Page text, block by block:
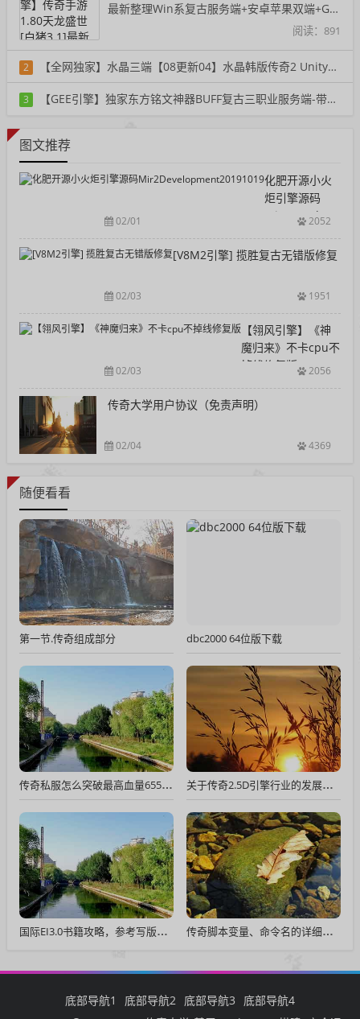
最新整理Win系复古服务端+安卓苹果双端+GM
阅读：891
2 【全网独家】水晶三端【08更新04】水晶韩版传奇2 Unity三端重置单机版一键端
阅读：363
3 【GEE引擎】独家东方铭文神器BUFF复古三职业服务端-带假人-铭文-宠物-自动回收
图文推荐
化肥开源小火
炬引擎源码
02/01 2052
[V8M2引擎] 揽胜复古无错版修复
02/03 1951
【翎风引擎】《神
魔归来》不卡cpu不
掉线修复版
02/03 2056
传奇大学用户协议（免责声明）
02/04 4369
随便看看
第一节.传奇组成部分 dbc2000 64位版下载
传奇私服怎么突破最高血量65535 GOM引擎M2里最高血量41亿的解决方法 关于传奇2.5D引擎行业的发展以及前几任跑路详细披露！
国际EI3.0书籍攻略，参考写版本任务 传奇脚本变量、命令名的详细解释
底部导航1 底部导航2 底部导航3 底部导航4